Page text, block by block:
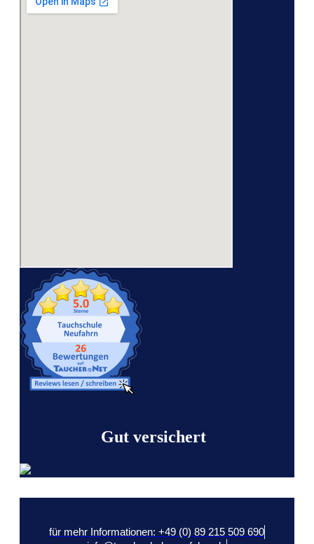
Gut versichert
für mehr Informationen: +49 (0) 89 215 509 690